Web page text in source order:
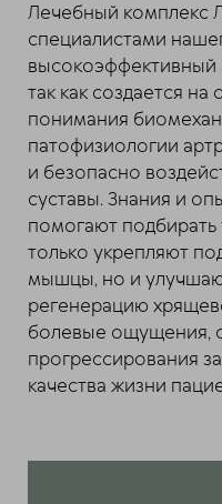
Лечебный комплекс
специалистами
высокоэффективный
так как создается на
понимания
патофизиологии
и безопасно
суставы. Знания и
помогают
только укрепляют
мышцы, но и
регенерацию
болевые ощущения,
прогрессирования
качества жизни